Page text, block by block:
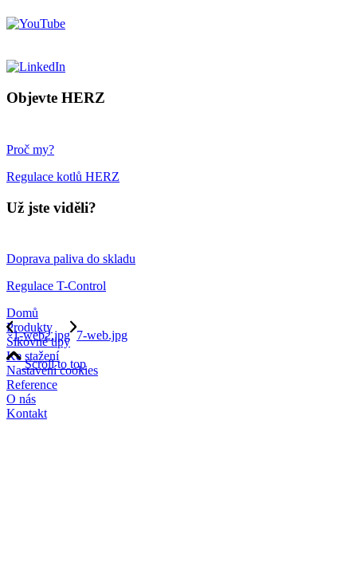
Objevte HERZ
Proč my?
Regulace kotlů HERZ
Už jste viděli?
Doprava paliva do skladu
Regulace T-Control
Domů
Produkty
Šikovné tipy
Ke stažení
Nastavení cookies
Reference
O nás
Kontakt
1-web2.jpg 7-web.jpg
Scroll to top